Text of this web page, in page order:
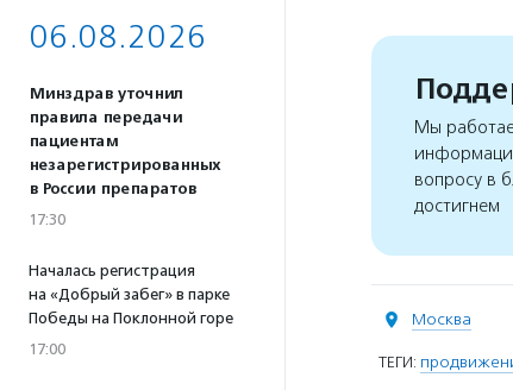
06.08.2026
Минздрав уточнил
правила передачи
пациентам
незарегистрированных
в России препаратов
17:30
Началась регистрация
на «Добрый забег» в парке
Победы на Поклонной горе
17:00
Мы
вопросу в
достигнем
Москва
ТЕГИ: